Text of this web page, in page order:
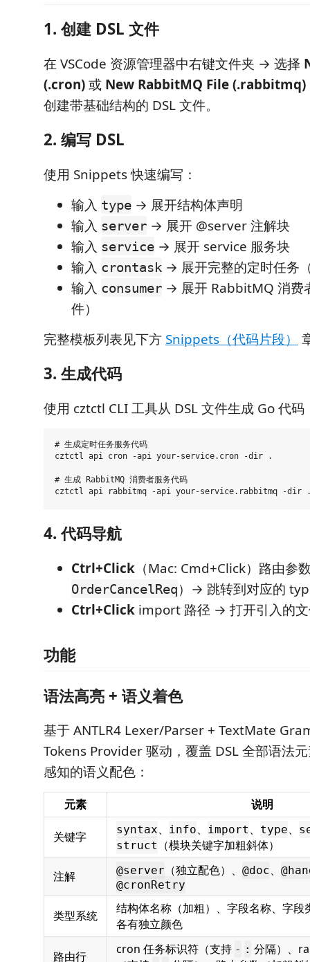
1. 创建 DSL 文件
在 VSCode 资源管理器中右键文件夹 → 选择
(.cron)或 New RabbitMQ File (.rabbitmq)
创建带基础结构的 DSL 文件。
2. 编写 DSL
使用 Snippets 快速编写：
输入 type → 展开结构体声明
输入 server → 展开 @server 注解块
输入 service → 展开 service 服务块
输入 crontask → 展开完整的定时任务
输入 consumer → 展开 RabbitMQ 消
件）
完整模板列表见下方 Snippets（代码片段）
3. 生成代码
使用 cztctl CLI 工具从 DSL 文件生成 Go 代码
# 生成定时任务服务代码
cztctl api cron -api your-service.cron -dir .
# 生成 RabbitMQ 消费者服务代码
4. 代码导航
Ctrl+Click （Mac: Cmd+Click）路由参
OrderCancelReq）→ 跳转到对应的
Ctrl+Click import 路径 → 打开引入的
功能
语法高亮 + 语义着色
基于 ANTLR4 Lexer/Parser + TextMate
Tokens Provider 驱动，覆盖 DSL 全部语法
感知的语义配色：
元素 说明
关键字 syntax、 info、 import 、 type、
struct
（模块关键字加粗斜体）
注解 @server （独立配色）、 @doc、
@cronRetry
类型系统
结构体名称（加粗）、字段名称、字
各有独立颜色
路由行 cron 任务标识符（支持 - : 分隔）、